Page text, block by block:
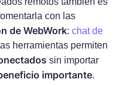
con las
de WebWork: chat de
herramientas permiten
sin importar
importante.